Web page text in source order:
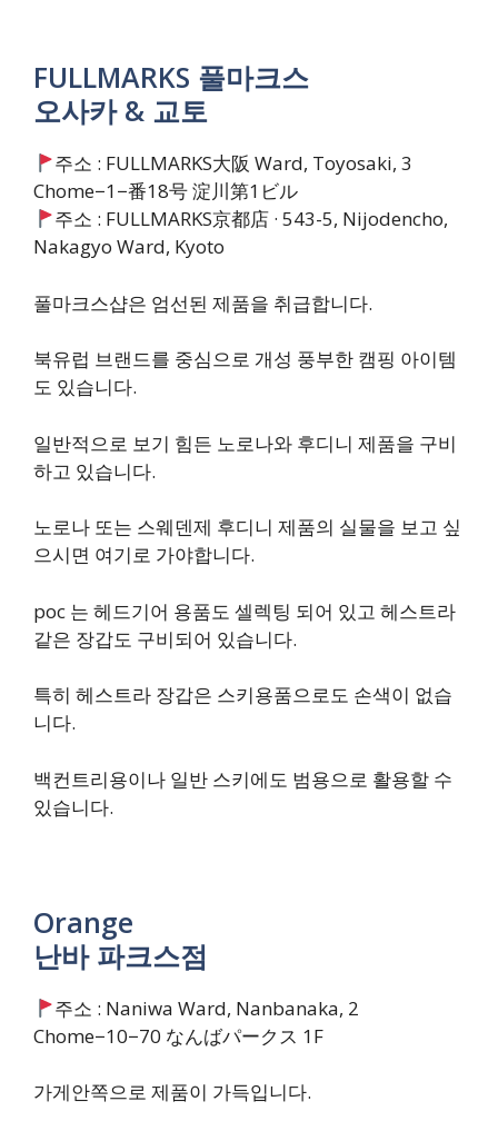
FULLMARKS 풀마크스
오사카 & 교토
주소 : FULLMARKS大阪 Ward, Toyosaki, 3
Chome−1−番18号 淀川第1ビル
주소 : FULLMARKS京都店 · 543-5, Nijodencho,
Nakagyo Ward, Kyoto
풀마크스샵은 엄선된 제품을 취급합니다.
북유럽 브랜드를 중심으로 개성 풍부한 캠핑 아이템
도 있습니다.
일반적으로 보기 힘든 노로나와 후디니 제품을 구비
하고 있습니다.
노로나 또는 스웨덴제 후디니 제품의 실물을 보고 싶
으시면 여기로 가야합니다.
poc 는 헤드기어 용품도 셀렉팅 되어 있고 헤스트라
같은 장갑도 구비되어 있습니다.
특히 헤스트라 장갑은 스키용품으로도 손색이 없습
니다.
백컨트리용이나 일반 스키에도 범용으로 활용할 수
있습니다.
Orange
난바 파크스점
주소 : Naniwa Ward, Nanbanaka, 2
Chome−10−70 なんばパークス 1F
가게안쪽으로 제품이 가득입니다.